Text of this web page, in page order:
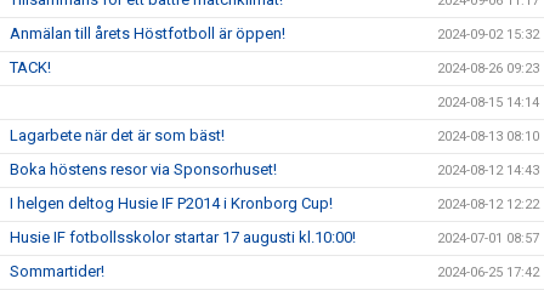
Anmälan till årets Höstfotboll är öppen! 2024-09-02 15:32
TACK! 2024-08-26 09:23
2024-08-15 14:14
Lagarbete när det är som bäst! 2024-08-13 08:10
Boka höstens resor via Sponsorhuset! 2024-08-12 14:43
I helgen deltog Husie IF P2014 i Kronborg Cup! 2024-08-12 12:22
Husie IF fotbollsskolor startar 17 augusti kl.10:00! 2024-07-01 08:57
Sommartider! 2024-06-25 17:42